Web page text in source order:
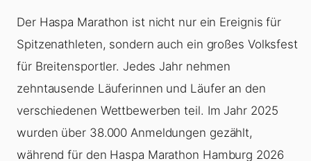
Der Haspa Marathon ist nicht nur ein Ereignis für
Spitzenathleten, sondern auch ein großes Volksfest
für Breitensportler. Jedes Jahr nehmen
zehntausende Läuferinnen und Läufer an den
verschiedenen Wettbewerben teil. Im Jahr 2025
wurden über 38.000 Anmeldungen gezählt,
während für den Haspa Marathon Hamburg 2026